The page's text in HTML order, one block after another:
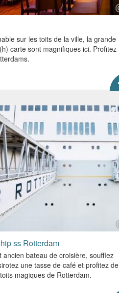
sur les toits de la ville, la grande
carte sont magnifiques ici. Profitez-
ss Rotterdam
ancien bateau de croisière, soufflez
une tasse de café et profitez de
magiques de Rotterdam.